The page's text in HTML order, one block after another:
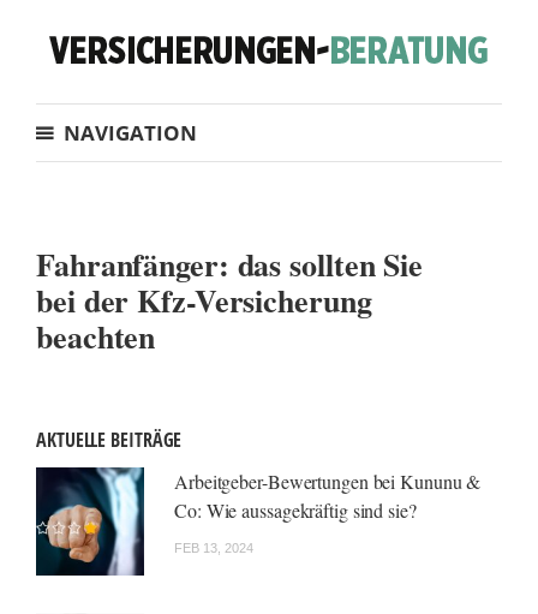
NAVIGATION
Fahranfänger: das sollten Sie
bei der Kfz-Versicherung
beachten
AKTUELLE BEITRÄGE
Arbeitgeber-Bewertungen bei Kununu &
Co: Wie aussagekräftig sind sie?
FEB 13, 2024